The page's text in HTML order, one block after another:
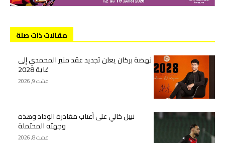
مقالات ذات صلة
نهضة بركان يعلن تجديد عقد منير المحمدي إلى
غاية 2028
غشت 9, 2026
نبيل خالي على أعتاب مغادرة الوداد وهذه
وجهته المحتملة
غشت 8, 2026